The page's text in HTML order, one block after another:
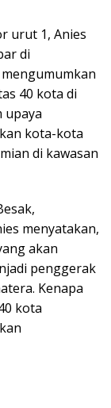
urut 1, Anies
di
40 kota di
upaya
kota-kota
di kawasan
menyatakan,
akan
penggerak
Kenapa
kota